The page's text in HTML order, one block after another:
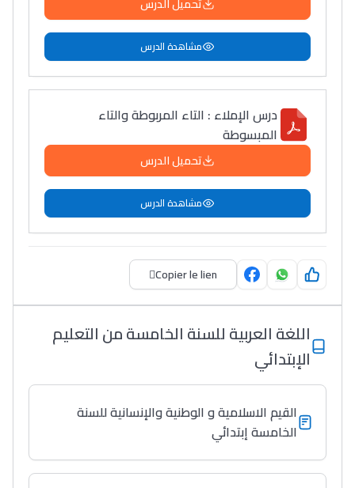
كتحكي على تجربتها
فالرّياضة و الدّراسةمشاهدة الدرس
درس الإملاء : التاء المربوطة والتاء
المبسوطة
تحميل الدرس
مشاهدة الدرس
Copier le lien
اللغة العربية للسنة الخامسة من التعليم
الإبتدائي
القيم الاسلامية و الوطنية والإنسانية للسنة
الخامسة إبتدائي